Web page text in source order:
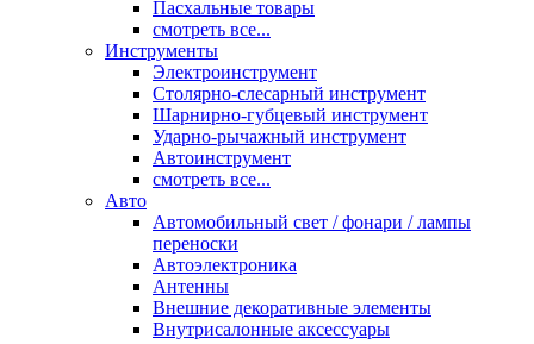
Пасхальные товары
смотреть все...
Инструменты
Электроинструмент
Столярно-слесарный инструмент
Шарнирно-губцевый инструмент
Ударно-рычажный инструмент
Автоинструмент
смотреть все...
Авто
Автомобильный свет / фонари / лампы
переноски
Автоэлектроника
Антенны
Внешние декоративные элементы
Внутрисалонные аксессуары